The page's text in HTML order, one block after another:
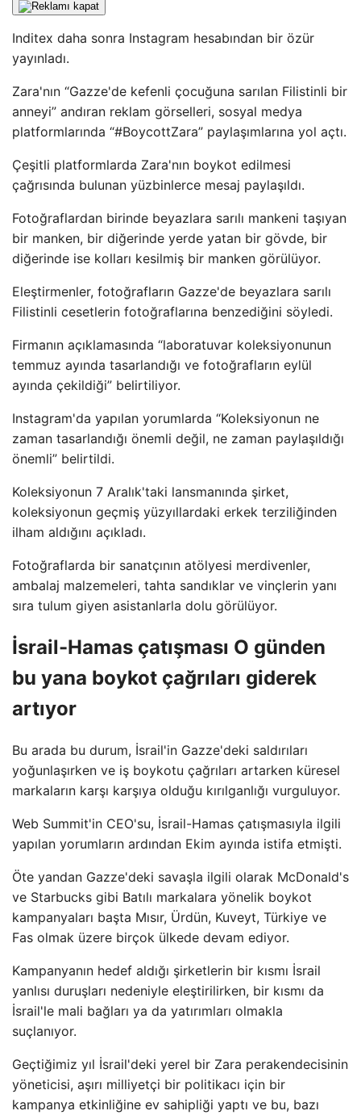
Inditex daha sonra Instagram hesabından bir özür
yayınladı.
Zara'nın “Gazze'de kefenli çocuğuna sarılan Filistinli bir
anneyi” andıran reklam görselleri, sosyal medya
platformlarında “#BoycottZara” paylaşımlarına yol açtı.
Çeşitli platformlarda Zara'nın boykot edilmesi
çağrısında bulunan yüzbinlerce mesaj paylaşıldı.
Fotoğraflardan birinde beyazlara sarılı mankeni taşıyan
bir manken, bir diğerinde yerde yatan bir gövde, bir
diğerinde ise kolları kesilmiş bir manken görülüyor.
Eleştirmenler, fotoğrafların Gazze'de beyazlara sarılı
Filistinli cesetlerin fotoğraflarına benzediğini söyledi.
Firmanın açıklamasında “laboratuvar koleksiyonunun
temmuz ayında tasarlandığı ve fotoğrafların eylül
ayında çekildiği” belirtiliyor.
Instagram'da yapılan yorumlarda “Koleksiyonun ne
zaman tasarlandığı önemli değil, ne zaman paylaşıldığı
önemli” belirtildi.
Koleksiyonun 7 Aralık'taki lansmanında şirket,
koleksiyonun geçmiş yüzyıllardaki erkek terziliğinden
ilham aldığını açıkladı.
Fotoğraflarda bir sanatçının atölyesi merdivenler,
ambalaj malzemeleri, tahta sandıklar ve vinçlerin yanı
sıra tulum giyen asistanlarla dolu görülüyor.
İsrail-Hamas çatışması O günden
bu yana boykot çağrıları giderek
artıyor
Bu arada bu durum, İsrail'in Gazze'deki saldırıları
yoğunlaşırken ve iş boykotu çağrıları artarken küresel
markaların karşı karşıya olduğu kırılganlığı vurguluyor.
Web Summit'in CEO'su, İsrail-Hamas çatışmasıyla ilgili
yapılan yorumların ardından Ekim ayında istifa etmişti.
Öte yandan Gazze'deki savaşla ilgili olarak McDonald's
ve Starbucks gibi Batılı markalara yönelik boykot
kampanyaları başta Mısır, Ürdün, Kuveyt, Türkiye ve
Fas olmak üzere birçok ülkede devam ediyor.
Kampanyanın hedef aldığı şirketlerin bir kısmı İsrail
yanlısı duruşları nedeniyle eleştirilirken, bir kısmı da
İsrail'le mali bağları ya da yatırımları olmakla
suçlanıyor.
Geçtiğimiz yıl İsrail'deki yerel bir Zara perakendecisinin
yöneticisi, aşırı milliyetçi bir politikacı için bir
kampanya etkinliğine ev sahipliği yaptı ve bu, bazı